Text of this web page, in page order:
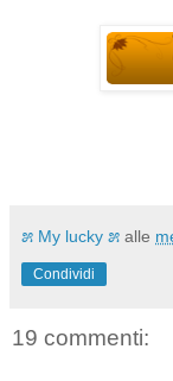
೫ My lucky ೫ alle
Condividi
19 commenti: